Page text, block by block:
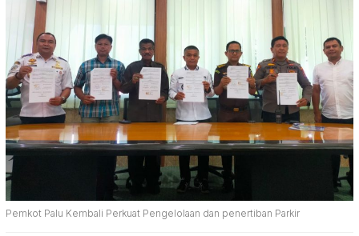
Pemkot Palu Kembali Perkuat Pengelolaan dan penertiban Parkir